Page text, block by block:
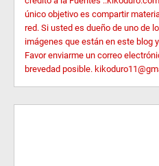
único objetivo es compartir
red. Si usted es dueño de uno de
imágenes que están en este blog
Favor enviarme un correo
brevedad posible.